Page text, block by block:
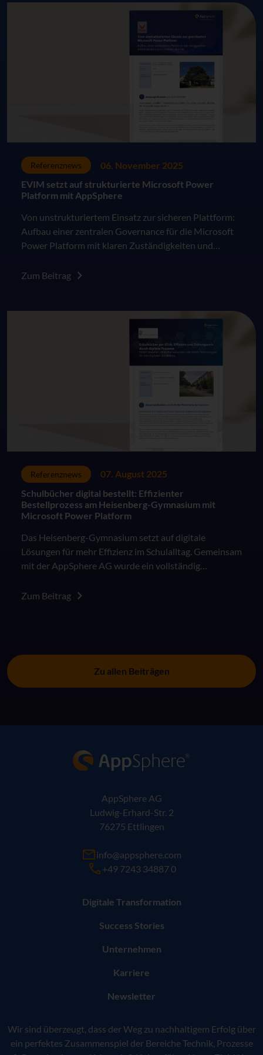
Referenznews
06. November 2025
EVIM setzt auf strukturierte Microsoft Power
Platform mit AppSphere
Von unstrukturiertem Einsatz zur sicheren Plattform:
Aufbau einer zentralen Governance für die Microsoft
Power Platform mit klaren Zuständigkeiten und
Zum Beitrag
Referenznews
07. August 2025
Schulbücher digital bestellt: Effizienter
Bestellprozess am Heisenberg-Gymnasium mit
Microsoft Power Platform
Das Heisenberg-Gymnasium setzt auf digitale
Lösungen für mehr Effizienz im Schulalltag. Gemeinsam
mit der AppSphere AG wurde ein vollständig
entwickelt
Zum Beitrag
Zu allen Beiträgen
AppSphere IT-Lösungsanbieter
AppSphere AG
Ludwig-Erhard-Str. 2
76275 Ettlingen
info@appsphere.com
+49 7243 34887 0
Digitale Transformation
Success Stories
Unternehmen
Karriere
Newsletter
Wir sind überzeugt, dass der Weg zu nachhaltigem Erfolg über
ein perfektes Zusammenspiel der Bereiche Technik, Prozesse